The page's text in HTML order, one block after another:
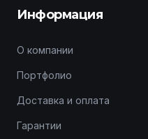
Информация
О компании
Портфолио
Доставка и оплата
Гарантии